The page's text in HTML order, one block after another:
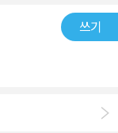
이 서포트 되어야만
가장 중요한 인간관
된다면,분명 후에 성
줘야겠어요..많은
는거.우리는 자신의
경우가 많아서로의
때가 있어요.그럴
번 생각해 보게 합
양들의 불만이 이만
때와 없을 때, 어떻
심과 진정성에 대
쓰기